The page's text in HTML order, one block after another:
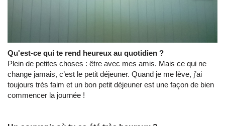
Qu'est-ce qui te rend heureux au quotidien ?
Plein de petites choses : être avec mes amis. Mais ce qui ne
change jamais, c’est le petit déjeuner. Quand je me lève, j’ai
toujours très faim et un bon petit déjeuner est une façon de bien
commencer la journée !